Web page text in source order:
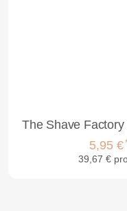
5,95 €
39,67 € pro